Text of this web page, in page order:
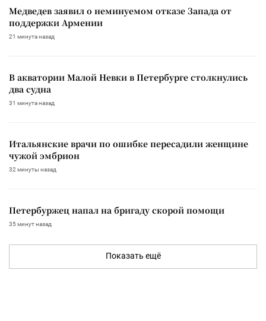
Медведев заявил о неминуемом отказе Запада от
поддержки Армении
21 минута назад
В акватории Малой Невки в Петербурге столкнулись
два судна
31 минута назад
Итальянские врачи по ошибке пересадили женщине
чужой эмбрион
32 минуты назад
Петербуржец напал на бригаду скорой помощи
35 минут назад
Показать ещё